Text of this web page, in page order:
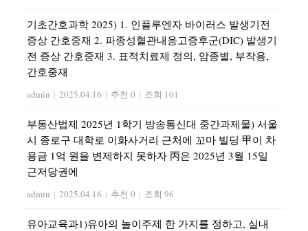
기초간호과학 2025) 1. 인플루엔자 바이러스 발생기전
증상 간호중재 2. 파종성혈관내응고증후군(DIC) 발생기
전 증상 간호중재 3. 표적치료제 정의, 암종별, 부작용,
간호중재
admin | 2025.04.16 | 추천 0 | 조회 101
부동산법제 2025년 1학기 방송통신대 중간과제물) 서울
시 종로구 대학로 이화사거리 근처에 꼬마 빌딩 甲이 차
용금 1억 원을 변제하지 못하자 丙은 2025년 3월 15일
근저당권에
admin | 2025.04.16 | 추천 0 | 조회 96
유아교육과1)유아의 놀이주제 한 가지를 정하고, 실내